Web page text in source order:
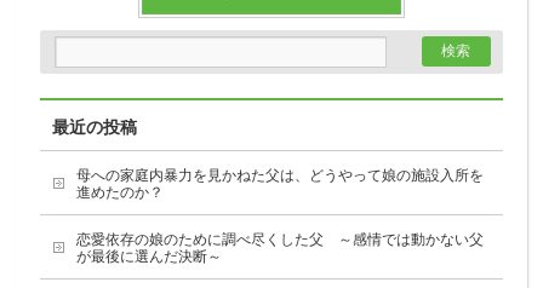
最近の投稿
母への家庭内暴力を見かねた父は、どうやって娘の施設入所を
進めたのか？
恋愛依存の娘のために調べ尽くした父 ～感情では動かない父
が最後に選んだ決断～